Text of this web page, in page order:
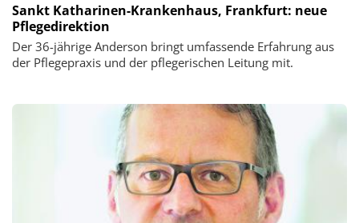
Sankt Katharinen-Krankenhaus, Frankfurt: neue
Pflegedirektion
Der 36-jährige Anderson bringt umfassende Erfahrung aus
der Pflegepraxis und der pflegerischen Leitung mit.